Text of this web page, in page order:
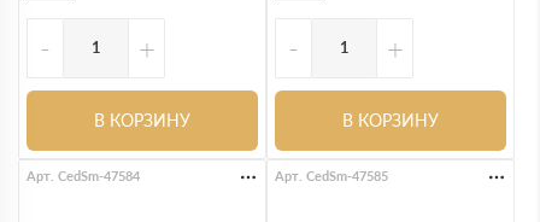
- +
В КОРЗИНУ
- +
В КОРЗИНУ
Арт. CedSm-47584 Арт. CedSm-47585